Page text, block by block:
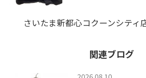
さいたま新都心コクーンシティ
関連ブログ